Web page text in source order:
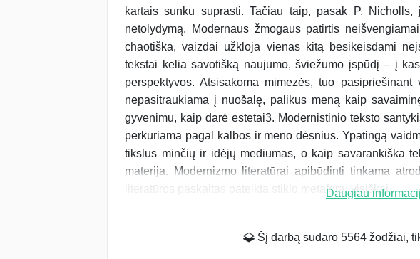
kartais sunku suprasti. Tačiau taip, pasak P.
netolydymą. Modernaus žmogaus patirtis
chaotiška, vaizdai užkloja vienas kitą besikeisdami
tekstai kelia savotišką naujumo, šviežumo įspūdį – į
perspektyvos. Atsisakoma mimezės, tuo
nepasitraukiama į nuošalę, palikus meną kaip
gyvenimu, kaip darė estetai3. Modernistinio teksto
perkuriama pagal kalbos ir meno dėsnius. Ypatingą
tikslus minčių ir idėjų mediumas, o kaip savarankiška
materija. Modernizmo literatūrai apibūdinti tinkama
literatūros paskaitas pateikta stiklo metafora: visiškai...
Daugiau
Šį darbą sudaro 5564 žodžiai,